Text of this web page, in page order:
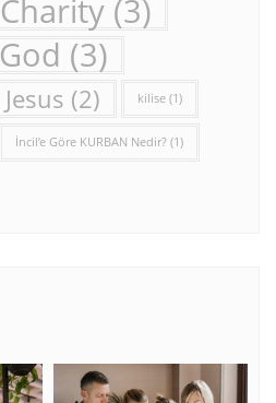
Charity (3)
God (3)
Jesus (2) kilise (1)
İncil’e Göre KURBAN Nedir? (1)